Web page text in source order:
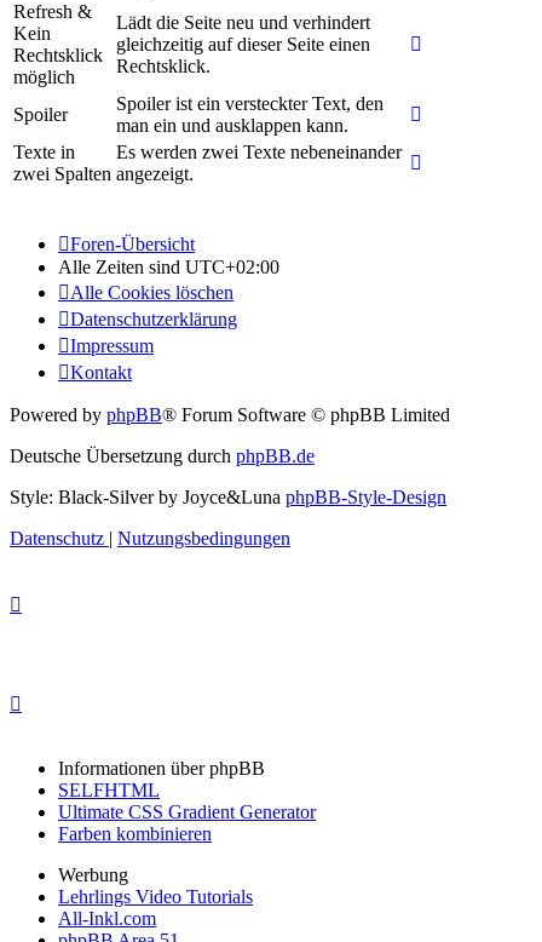
Refresh &
Kein
Rechtsklick
möglich
Lädt die Seite neu und verhindert
gleichzeitig auf dieser Seite einen
Rechtsklick.
Spoiler
Spoiler ist ein versteckter Text, den
man ein und ausklappen kann.
Texte in
zwei Spalten
Es werden zwei Texte nebeneinander
angezeigt.
Foren-Übersicht
Alle Zeiten sind UTC+02:00
Alle Cookies löschen
Datenschutzerklärung
Impressum
Kontakt
Powered by phpBB® Forum Software © phpBB Limited
Deutsche Übersetzung durch phpBB.de
Style: Black-Silver by Joyce&Luna phpBB-Style-Design
Datenschutz | Nutzungsbedingungen
Informationen über phpBB
SELFHTML
Ultimate CSS Gradient Generator
Farben kombinieren
Werbung
Lehrlings Video Tutorials
All-Inkl.com